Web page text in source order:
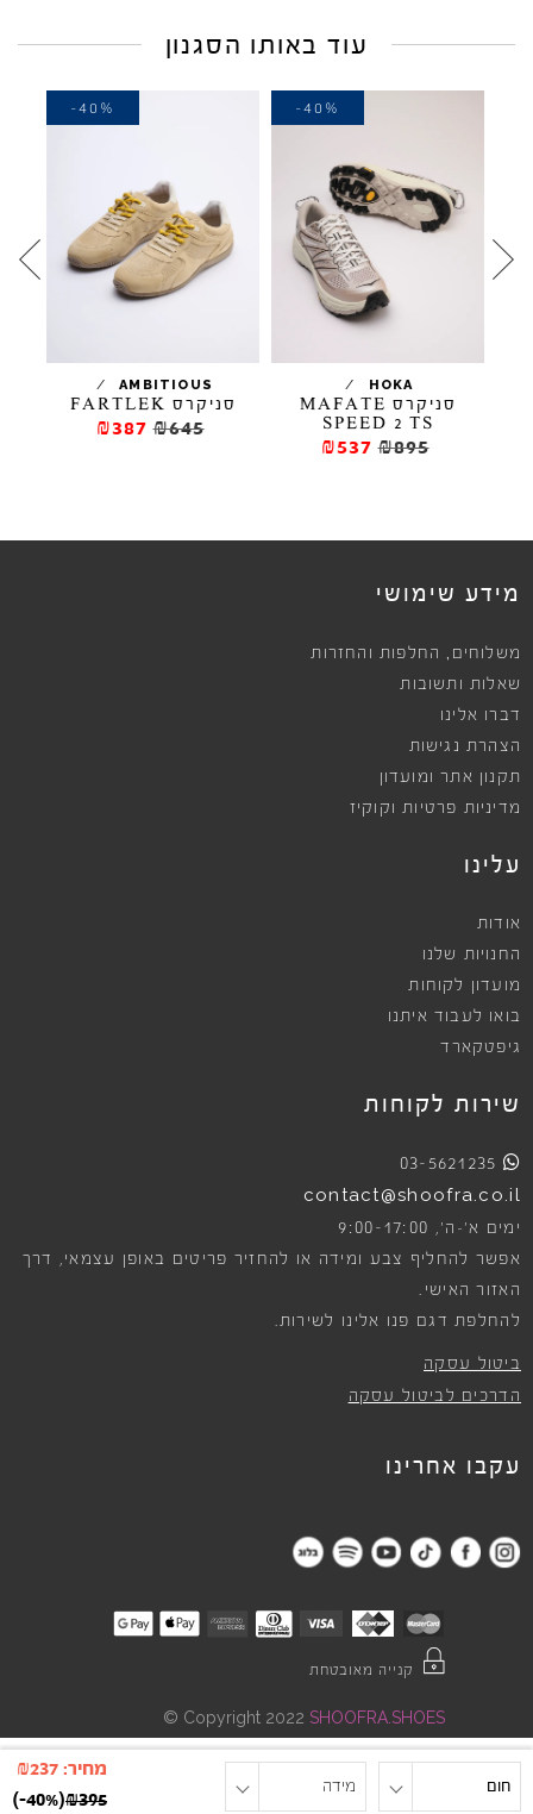
חום מידה
מחיר: ₪237
₪395
(
-40%
)
עוד באותו הסגנון
HOKA
/
סניקרס MAFATE
SPEED 2 TS
₪895
₪537
-40%
AMBITIOUS
/
סניקרס FARTLEK
₪645
₪387
-40%
מידע שימושי
משלוחים , החלפות והחזרות
שאלות ותשובות
דברו אלינו
הצהרת נגישות
תקנון אתר ומועדון
מדיניות פרטיות וקוקיז
עלינו
אודות
החנויות שלנו
מועדון לקוחות
בואו לעבוד איתנו
גיפטקארד
שירות לקוחות
03-5621235
contact@shoofra.co.il
ימים א׳-ה׳, 9:00-17:00
אפשר להחליף צבע ומידה או להחזיר פריטים באופן עצמאי, דרך
האזור האישי.
להחלפת דגם פנו אלינו לשירות.
ביטול עסקה
הדרכים לביטול עסקה
עקבו אחרינו
קנייה מאובטחת
Copyright 2022 SHOOFRA.SHOES
©